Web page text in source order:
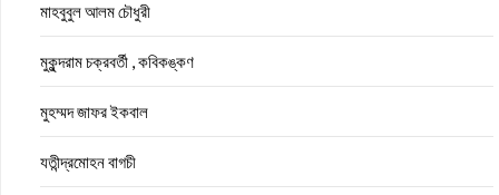
মাহবুবুল আলম চৌধুরী
মুকুন্দরাম চক্রবর্তী , কবিকঙ্কণ
মুহম্মদ জাফর ইকবাল
যতীন্দ্রমোহন বাগচী